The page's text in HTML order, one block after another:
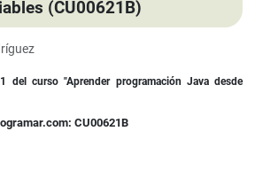
(CU00621B)
del curso "Aprender programación Java desde
CU00621B